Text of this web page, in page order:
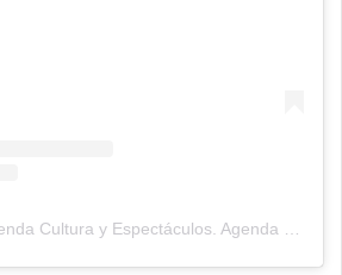
A post shared by Agenda Cultura y Espectáculos. Agenda Cultural Tandil. (@agendacye)